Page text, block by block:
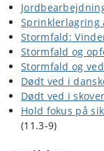
Stormfald:
Stormfald og
Stormfald og
Dødt ved i
Dødt ved i
Hold fokus på
(11.3-9)